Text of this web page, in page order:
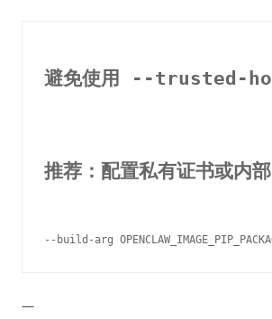
避免使用 --trusted-
推荐：配置私有证书或内
—